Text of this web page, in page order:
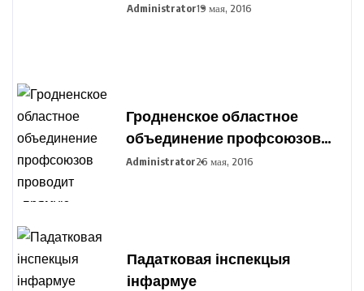
Administrator19 мая, 2016
Гродненское областное
объединение профсоюзов
проводит «прямую
Administrator26 мая, 2016
Падатковая інспекцыя
інфармуе